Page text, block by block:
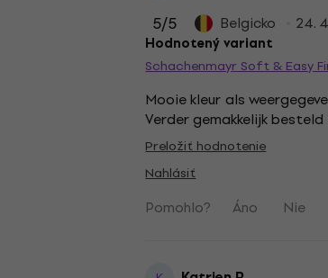
5/5 Belgicko 24.
Hodnotený variant
Schachenmayr Soft & Easy
Mooie kleur als
Verder gemakkelijk
Preložiť hodnotenie
Nahlásiť
Pomohlo? Áno Nie